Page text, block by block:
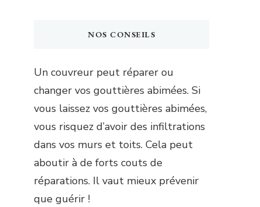
NOS CONSEILS
Un couvreur peut réparer ou
changer vos gouttières abimées. Si
vous laissez vos gouttières abimées,
vous risquez d’avoir des infiltrations
dans vos murs et toits. Cela peut
aboutir à de forts couts de
réparations. Il vaut mieux prévenir
que guérir !